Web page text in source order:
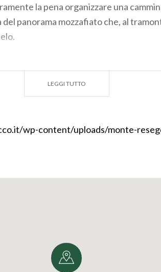
la pena organizzare una
panorama mozzafiato che, al
LEGGI TUTTO